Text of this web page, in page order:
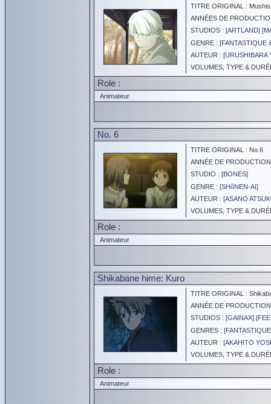
TITRE ORIGINAL :
ANNÉES DE
STUDIOS : [ARTLAND] [
GENRE : [FANTASTIQUE
AUTEUR : [URUSHIBARA
VOLUMES, TYPE &
Role :
Animateur
No. 6
TITRE ORIGINAL : No.6
ANNÉE DE
STUDIO : [BONES]
GENRE : [SHôNEN-AI]
AUTEUR : [ASANO
VOLUMES, TYPE &
Role :
Animateur
Shikabane hime: Kuro
TITRE ORIGINAL :
ANNÉE DE
STUDIOS : [GAINAX] [
GENRES : [
AUTEUR : [AKAHITO
VOLUMES, TYPE &
Role :
Animateur